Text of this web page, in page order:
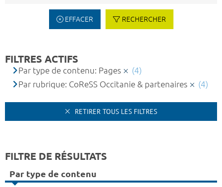
EFFACER RECHERCHER
FILTRES ACTIFS
Par type de contenu: Pages
(4)
Par rubrique: CoReSS Occitanie & partenaires
(4)
RETIRER TOUS LES FILTRES
FILTRE DE RÉSULTATS
Par type de contenu